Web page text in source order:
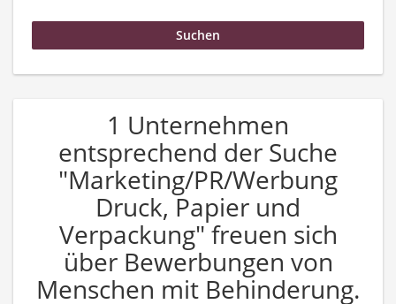
1 Unternehmen
entsprechend der Suche
"Marketing/PR/Werbung
Druck, Papier und
Verpackung" freuen sich
über Bewerbungen von
Menschen mit Behinderung.